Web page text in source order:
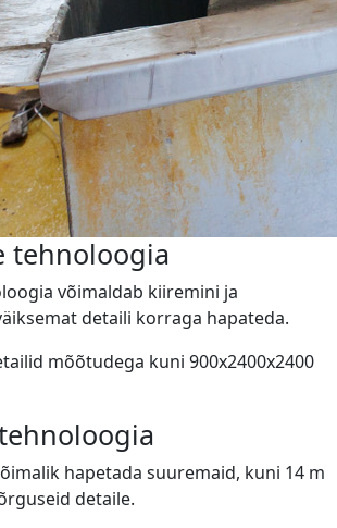
tehnoloogia
võimaldab kiiremini ja
detaili korraga hapateda.
mõõtudega kuni 900x2400x2400
hapetada suuremaid, kuni 14 m
detaile.